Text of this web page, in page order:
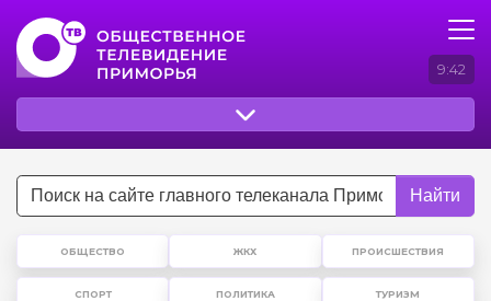
9:42
Найти
ОБЩЕСТВО ЖКХ ПРОИСШЕСТВИЯ
СПОРТ ПОЛИТИКА ТУРИЗМ